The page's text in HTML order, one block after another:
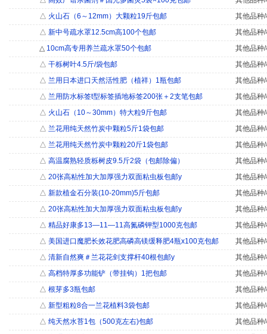
△ 火山石（6～12mm）大颗粒19斤包邮
其他品种
△ 新中号疏水罩12.5cm高100个包邮
其他品种
△ 10cm高专用养兰疏水罩50个包邮
其他品种
△ 干栎树叶4.5斤/袋包邮
其他品种
△ 兰用日本进口天然活性肥（植祥）1瓶包邮
其他品种
△ 兰用防水标签t型标签插地标签200张＋2支笔包邮
其他品种
△ 火山石（10～30mm）特大粒9斤包邮
其他品种
△ 兰花用纯天然竹炭中颗粒5斤1袋包邮
其他品种
△ 兰花用纯天然竹炭中颗粒20斤1袋包邮
其他品种
△ 高温腐熟轻质栎树皮9.5斤2袋（包邮除偏）
其他品种
△ 20张高粘性加大加厚强力双面粘虫板包邮y
其他品种
△ 新款植金石分装(10-20mm)5斤包邮
其他品种
△ 20张高粘性加大加厚强力双面粘虫板包邮y
其他品种
△ 精品好康多13—11—11高氮磷钾型1000克包邮
其他品种
△ 美国进口魔肥长效花肥高磷高镁缓释肥4瓶x100克包邮
其他品种
△ 清新自然爽＃兰花花剑支撑杆40根包邮y
其他品种
△ 高档特厚多功能铲（带挂钩）1把包邮
其他品种
△ 根芽多3瓶包邮
其他品种
△ 新型粗粒8合一兰花植料3袋包邮
其他品种
△ 纯天然水苔1包（500克左右)包邮
其他品种